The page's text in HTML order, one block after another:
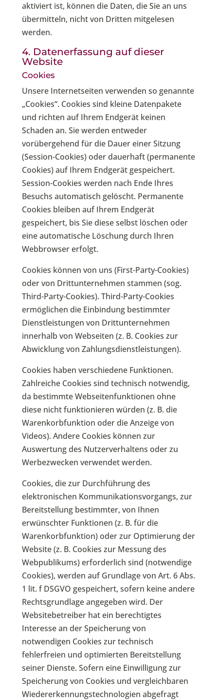
aktiviert ist, können die Daten, die Sie an uns
übermitteln, nicht von Dritten mitgelesen
werden.
4. Datenerfassung auf dieser
Website
Cookies
Unsere Internetseiten verwenden so genannte
„Cookies“. Cookies sind kleine Datenpakete
und richten auf Ihrem Endgerät keinen
Schaden an. Sie werden entweder
vorübergehend für die Dauer einer Sitzung
(Session-Cookies) oder dauerhaft (permanente
Cookies) auf Ihrem Endgerät gespeichert.
Session-Cookies werden nach Ende Ihres
Besuchs automatisch gelöscht. Permanente
Cookies bleiben auf Ihrem Endgerät
gespeichert, bis Sie diese selbst löschen oder
eine automatische Löschung durch Ihren
Webbrowser erfolgt.
Cookies können von uns (First-Party-Cookies)
oder von Drittunternehmen stammen (sog.
Third-Party-Cookies). Third-Party-Cookies
ermöglichen die Einbindung bestimmter
Dienstleistungen von Drittunternehmen
innerhalb von Webseiten (z. B. Cookies zur
Abwicklung von Zahlungsdienstleistungen).
Cookies haben verschiedene Funktionen.
Zahlreiche Cookies sind technisch notwendig,
da bestimmte Webseitenfunktionen ohne
diese nicht funktionieren würden (z. B. die
Warenkorbfunktion oder die Anzeige von
Videos). Andere Cookies können zur
Auswertung des Nutzerverhaltens oder zu
Werbezwecken verwendet werden.
Cookies, die zur Durchführung des
elektronischen Kommunikationsvorgangs, zur
Bereitstellung bestimmter, von Ihnen
erwünschter Funktionen (z. B. für die
Warenkorbfunktion) oder zur Optimierung der
Website (z. B. Cookies zur Messung des
Webpublikums) erforderlich sind (notwendige
Cookies), werden auf Grundlage von Art. 6 Abs.
1 lit. f DSGVO gespeichert, sofern keine andere
Rechtsgrundlage angegeben wird. Der
Websitebetreiber hat ein berechtigtes
Interesse an der Speicherung von
notwendigen Cookies zur technisch
fehlerfreien und optimierten Bereitstellung
seiner Dienste. Sofern eine Einwilligung zur
Speicherung von Cookies und vergleichbaren
Wiedererkennungstechnologien abgefragt